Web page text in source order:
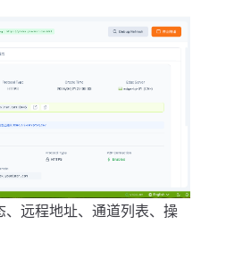
、远程地址、通道列表、操